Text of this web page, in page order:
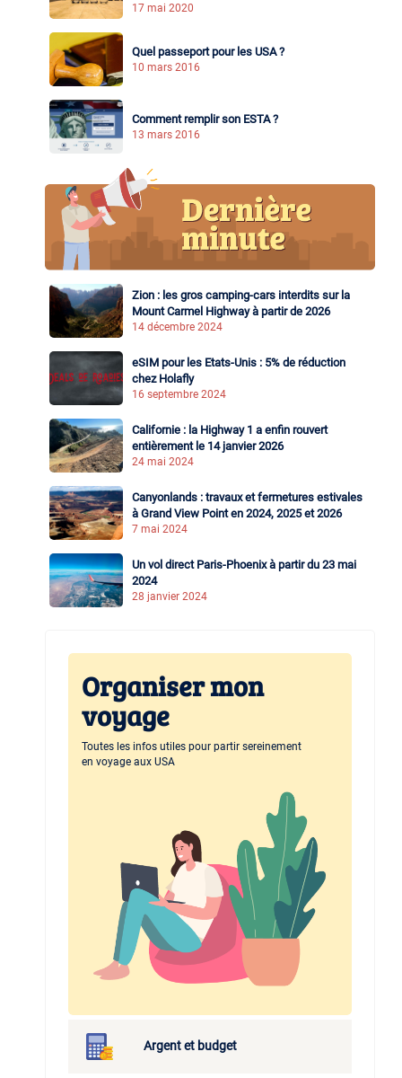
17 mai 2020
Quel passeport pour les USA ?
10 mars 2016
Comment remplir son ESTA ?
13 mars 2016
Zion : les gros camping-cars interdits sur la
Mount Carmel Highway à partir de 2026
14 décembre 2024
eSIM pour les Etats-Unis : 5% de réduction
chez Holafly
16 septembre 2024
Californie : la Highway 1 a enfin rouvert
entièrement le 14 janvier 2026
24 mai 2024
Canyonlands : travaux et fermetures estivales
à Grand View Point en 2024, 2025 et 2026
7 mai 2024
Un vol direct Paris-Phoenix à partir du 23 mai
2024
28 janvier 2024
Organiser mon
voyage
Toutes les infos utiles pour partir sereinement
en voyage aux USA
Argent et budget